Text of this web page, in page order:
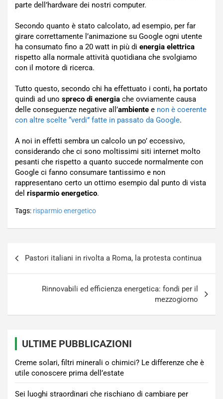
parte dell’hardware dei nostri computer.
Secondo quanto è stato calcolato, ad esempio, per far
girare correttamente l’animazione su Google ogni utente
ha consumato fino a 20 watt in più di energia elettrica
rispetto alla normale attività quotidiana che svolgiamo
con il motore di ricerca.
Tutto questo, secondo chi ha effettuato i conti, ha portato
quindi ad uno spreco di energia che ovviamente causa
delle conseguenze negative all’ambiente e non è coerente
con altre scelte “verdi” fatte in passato da Google.
A noi in effetti sembra un calcolo un po’ eccessivo,
considerando che ci sono moltissimi siti internet molto
pesanti che rispetto a quanto succede normalmente con
Google ci fanno consumare tantissimo e non
rappresentano certo un ottimo esempio dal punto di vista
del risparmio energetico.
Tags: risparmio energetico
Pastori italiani in rivolta a Roma, la protesta continua
Rinnovabili ed efficienza energetica: fondi per il
mezzogiorno
ULTIME PUBBLICAZIONI
Creme solari, filtri minerali o chimici? Le differenze che è
utile conoscere prima dell’estate
Sei luoghi straordinari che rischiano di cambiare per